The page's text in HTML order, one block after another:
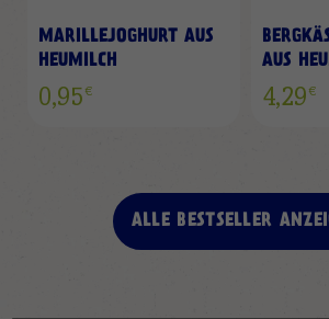
MARILLEJOGHURT AUS
HEUMILCH
0,95€
AUS
4,29€
ALLE BESTSELLER